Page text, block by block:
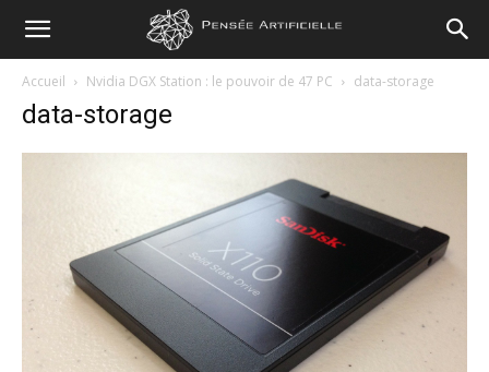
Pensée
Artificielle
Accueil Nvidia DGX Station : le pouvoir de 47 PC data-storage
data-storage